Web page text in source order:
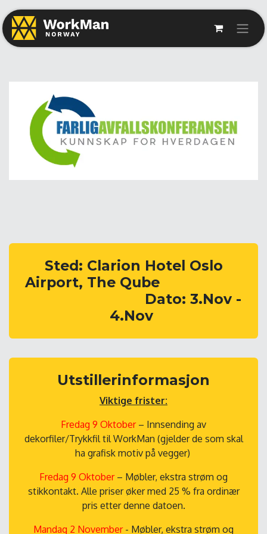
Sted: Clarion Hotel Oslo
Airport, The Qube
​Dato: 3.Nov -
4.Nov
Utstillerinformasjon
Viktige frister:
Fredag 9 Oktober– Innsending av
dekorfiler/Trykkfil til WorkMan (gjelder de som skal
ha grafisk motiv på vegger)
Fredag 9 Oktober– Møbler, ekstra strøm og
stikkontakt. Alle priser øker med 25 % fra ordinær
pris etter denne datoen.
Mandag 2 November- Møbler, ekstra strøm og